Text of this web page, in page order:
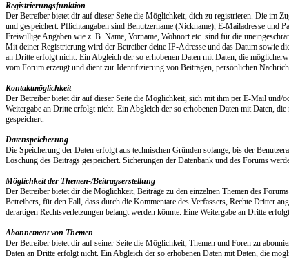
Registrierungsfunktion
Der Betreiber bietet dir auf dieser Seite die Möglichkeit, dich zu registrieren. Die im
und gespeichert. Pflichtangaben sind Benutzername (Nickname), E-Mailadresse und
Freiwillige Angaben wie z. B. Name, Vorname, Wohnort etc. sind für die
Mit deiner Registrierung wird der Betreiber deine IP-Adresse und das Datum sowie
an Dritte erfolgt nicht. Ein Abgleich der so erhobenen Daten mit Daten, die
vom Forum erzeugt und dient zur Identifizierung von Beiträgen, persönlichen
Kontaktmöglichkeit
Der Betreiber bietet dir auf dieser Seite die Möglichkeit, sich mit ihm per E-Mail und/
Weitergabe an Dritte erfolgt nicht. Ein Abgleich der so erhobenen Daten mit Daten,
gespeichert.
Datenspeicherung
Die Speicherung der Daten erfolgt aus technischen Gründen solange, bis der
Löschung des Beitrags gespeichert. Sicherungen der Datenbank und des Forums
Möglichkeit der Themen-/Beitragserstellung
Der Betreiber bietet dir die Möglichkeit, Beiträge zu den einzelnen Themen des
Betreibers, für den Fall, dass durch die Kommentare des Verfassers, Rechte Dritter
derartigen Rechtsverletzungen belangt werden könnte. Eine Weitergabe an Dritte
Abonnement von Themen
Der Betreiber bietet dir auf seiner Seite die Möglichkeit, Themen und Foren zu
Daten an Dritte erfolgt nicht. Ein Abgleich der so erhobenen Daten mit Daten, die